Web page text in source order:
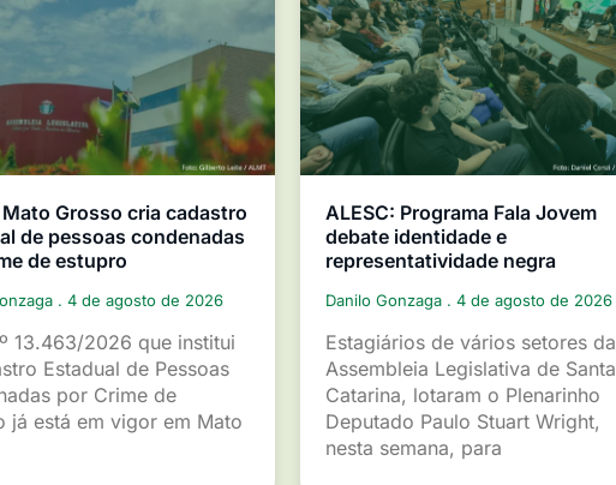
Grosso cria cadastro
de pessoas condenadas
de estupro
4 de agosto de 2026
13.463/2026 que institui
Estadual de Pessoas
por Crime de
já está em vigor em Mato
ALESC: Programa Fala Jovem
debate identidade e
representatividade negra
Danilo Gonzaga 4 de agosto de 2026
Estagiários de vários setores da
Assembleia Legislativa de Santa
Catarina, lotaram o Plenarinho
Deputado Paulo Stuart Wright,
nesta semana, para